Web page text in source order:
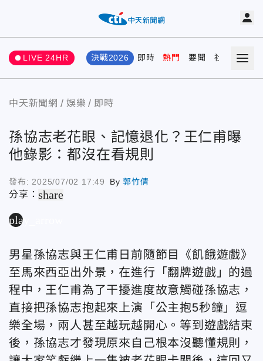
LIVE 24HR 決戰2026 即時 熱門 要聞 社會 娛樂
中天新聞網 娛樂 即時
孫協志老花眼、記憶退化？王仁甫曝
他錄影：都沒在看規則
發布: 2025/07/02 17:49 By郭竹倩
分享：share
play_arrow
男星孫協志與王仁甫日前隨節目《飢餓遊戲》
至馬來西亞出外景 ，在進行「翻牌遊戲」的過
程中 ， 王仁甫為了干擾進度故意觸碰孫協志，
直接把孫協志抱起來上演「公主抱5秒鐘」逗
樂全場， 兩人甚至越玩越開心。等到遊戲結束
後， 孫協志才發現原來自己根本沒聽懂規則，